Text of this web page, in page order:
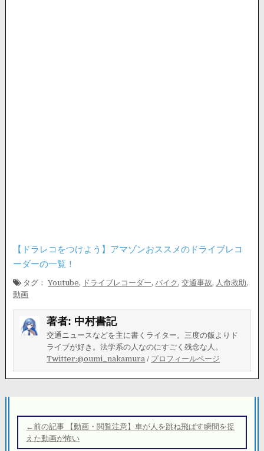
【ドラレコをつけよう】アマゾンおススメのドライブレコ
ーダーの一覧！
タグ：Youtube, ドライブレコーダー, バイク ,交通事故, 人命救助,
動画
著者: 中村書記
交通ニュースなどを主に書くライター。三度の飯よりド
ライブが好き。法学系の人なのにすごく残念な人。
Twitter:@oumi_nakamura / プロフィールページ
稿
ナ
←前の記事 【動画・閲覧注意】車が人を跳ね飛ばす瞬間を捉
えた動画が怖い